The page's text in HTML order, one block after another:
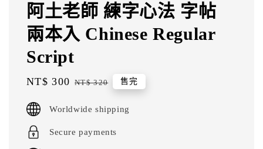
阿土老師 練字心法 字帖
兩本入 Chinese Regular
Script
Sale
NT$ 300 Regular
NT$ 320 售完
Worldwide shipping
Secure payments